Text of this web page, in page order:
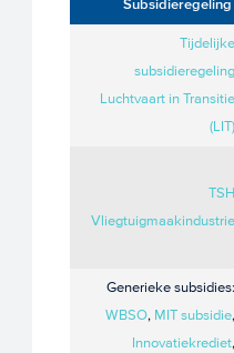
Subsidieregeling
Tijdelijke
subsidieregeling
Luchtvaart in Transitie
(LIT)
TSH
Vliegtuigmaakindustrie
Generieke subsidies:
WBSO, MIT subsidie,
Innovatiekrediet,